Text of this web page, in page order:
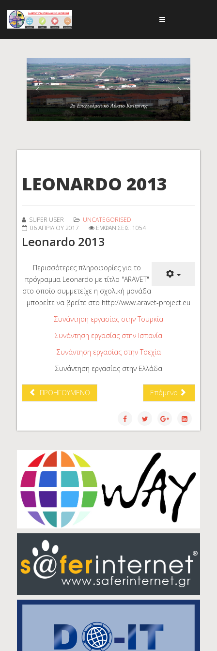
2ο Επαγγελματικό Λύκειο Κατερίνης
LEONARDO 2013
SUPER USER
UNCATEGORISED
06 ΑΠΡΙΛΊΟΥ 2017
ΕΜΦΑΝΊΣΕΙΣ: 1054
Leonardo 2013
Περισσότερες πληροφορίες για το
πρόγραμμα Leonardo με τίτλο "ARAVET"
στο οποίο συμμετείχε η σχολική μονάδα
μπορείτε να βρείτε στο http://www.aravet-project.eu
Συνάντηση εργασίας στην Τουρκία
Συνάντηση εργασίας στην Ισπανία
Συνάντηση εργασίας στην Τσεχία
Συνάντηση εργασίας στην Ελλάδα
ΠΡΟΗΓΟΎΜΕΝΟ Επόμενο